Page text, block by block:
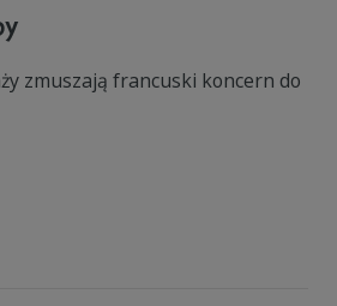
zmuszają francuski koncern do